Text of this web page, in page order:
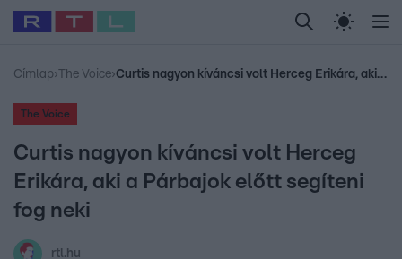
Legfrissebb RTL Híradó Randi Celeb vagyok,
Babits Marcella Most Wanted Gallusz
Címlap› The Voice› Curtis nagyon kíváncsi volt Herceg Erikára, aki a Párbajok előtt segíteni fog neki
The Voice
Curtis nagyon kíváncsi volt Herceg
Erikára, aki a Párbajok előtt segíteni
fog neki
rtl.hu